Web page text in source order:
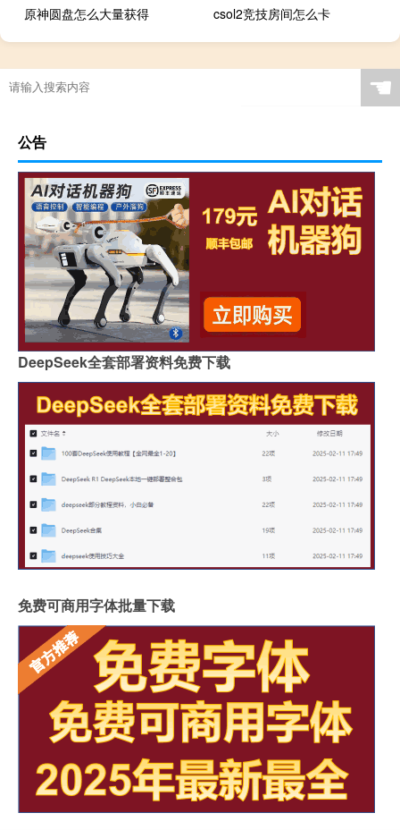
原神圆盘怎么大量获得
csol2竞技房间怎么卡
☚
公告
DeepSeek全套部署资料免费下载
免费可商用字体批量下载